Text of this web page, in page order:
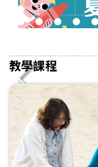
4 5 6 7
教學課程